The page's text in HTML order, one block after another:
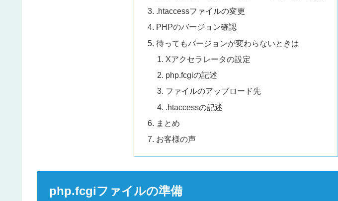
.htaccessファイルの変更
PHPのバージョン確認
待ってもバージョンが変わらないときは
Xアクセラレータの設定
php.fcgiの記述
ファイルのアップロード先
.htaccessの記述
まとめ
お客様の声
php.fcgiファイルの準備